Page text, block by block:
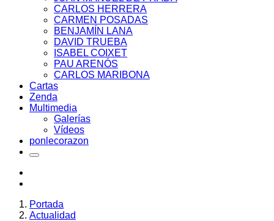
CARLOS HERRERA
CARMEN POSADAS
BENJAMÍN LANA
DAVID TRUEBA
ISABEL COIXET
PAU ARENÓS
CARLOS MARIBONA
Cartas
Zenda
Multimedia
Galerías
Vídeos
ponlecorazon
Portada
Actualidad